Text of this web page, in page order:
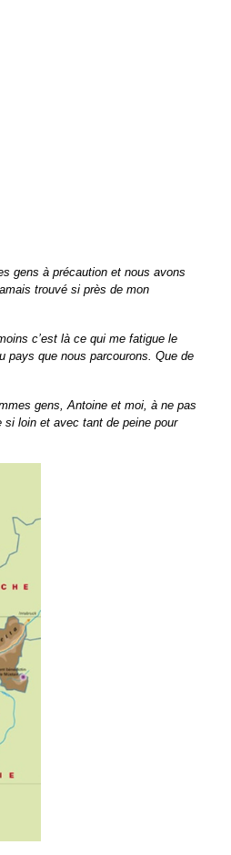
gens à précaution et nous avons
trouvé si près de mon
c’est là ce qui me fatigue le
pays que nous parcourons. Que de
gens, Antoine et moi, à ne pas
loin et avec tant de peine pour